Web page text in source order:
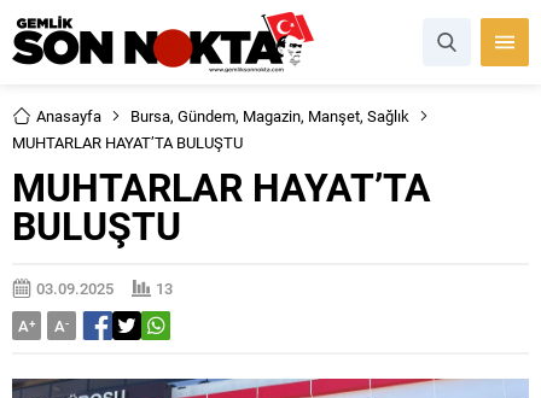
Anasayfa Bursa, Gündem, Magazin, Manşet, Sağlık
MUHTARLAR HAYAT’TA BULUŞTU
MUHTARLAR HAYAT’TA
BULUŞTU
03.09.2025
13
A+ A-